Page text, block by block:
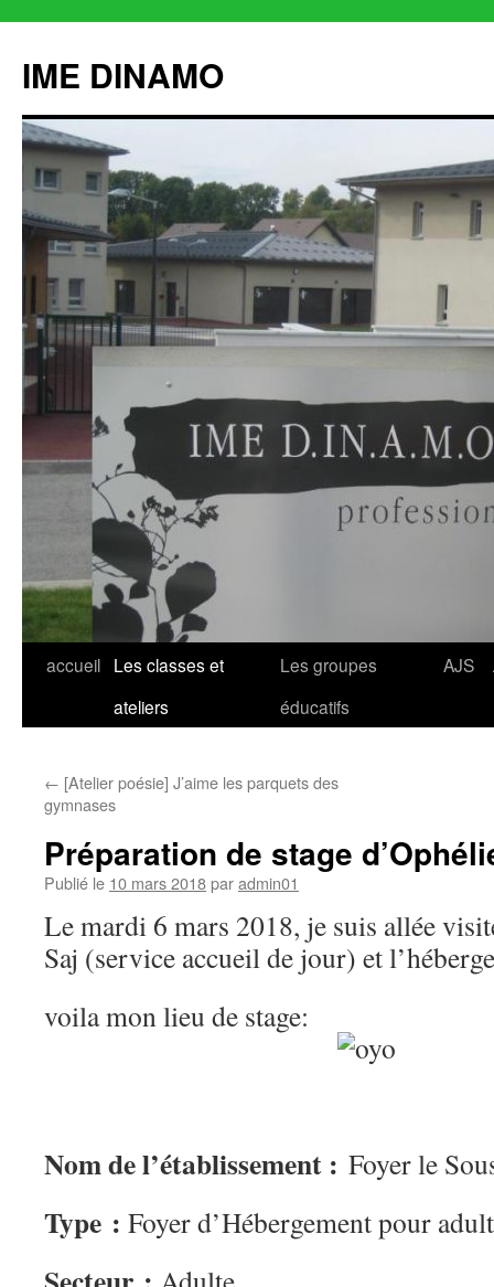
IME DINAMO
Aller
accueil Les classes et
ateliers
Les groupes
éducatifs
AJS
← [Atelier poésie] J’aime les parquets des
gymnases
Préparation de stage
Publié le 10 mars 2018paradmin01
Le mardi 6 mars 2018, je suis allée
Saj (service accueil de jour) et
voila mon lieu de stage:
Nom de l’établissement : Foyer le
Type : Foyer d’Hébergement pour